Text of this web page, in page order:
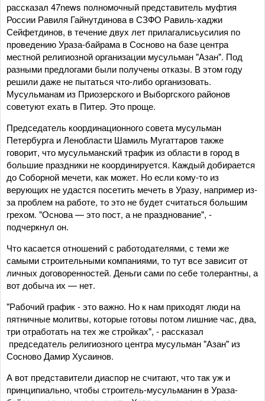
рассказал 47news полномочный представитель муфтия
России Равиля Гайнутдинова в СЗФО Равиль-хаджи
Сейфетдинов, в течение двух лет прилагалисьусилия по
проведению Ураза-байрама в Сосново на базе центра
местной религиозной организации мусульман "Азан". Под
разными предлогами были получены отказы. В этом году
решили даже не пытаться что-либо организовать.
Мусульманам из Приозерского и Выборгского районов
советуют ехать в Питер. Это проще.
Председатель координационного совета мусульман
Петербурга и Ленобласти Шамиль Мугаттаров также
говорит, что мусульманский трафик из области в город в
большие праздники не координируется. Каждый добирается
до Соборной мечети, как может. Но если кому-то из
верующих не удастся посетить мечеть в Уразу, например из-
за проблем на работе, то это не будет считаться большим
грехом. "Основа — это пост, а не празднование", -
подчеркнул он.
Что касается отношений с работодателями, с теми же
самыми строительными компаниями, то тут все зависит от
личных договоренностей. Деньги сами по себе толерантны, а
вот добыча их — нет.
"Рабочий график - это важно. Но к нам приходят люди на
пятничные молитвы, которые готовы потом лишние час, два,
три отработать на тех же стройках", - рассказал
председатель религиозного центра мусульман "Азан" из
Сосново Дамир Хусаинов.
А вот представители диаспор не считают, что так уж и
принципиально, чтобы строитель-мусульманин в Ураза-